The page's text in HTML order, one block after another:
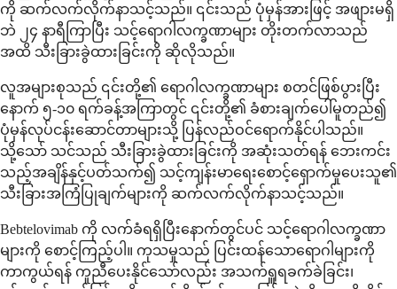
ကို ဆက်လက်လိုက်နာသင့်သည်။ ၎င်းသည် ပုံမှန်အားဖြင့် အဖျားမရှိ
ဘဲ ၂၄ နာရီကြာပြီး သင့်ရောဂါလက္ခဏာများ တိုးတက်လာသည်
အထိ သီးခြားခွဲထားခြင်းကို ဆိုလိုသည်။
လူအများစုသည် ၎င်းတို့၏ ရောဂါလက္ခဏာများ စတင်ဖြစ်ပွားပြီး
နောက် ၅-၁၀ ရက်ခန့်အကြာတွင် ၎င်းတို့၏ ခံစားချက်ပေါ်မူတည်၍
ပုံမှန်လုပ်ငန်းဆောင်တာများသို့ ပြန်လည်ဝင်ရောက်နိုင်ပါသည်။
သို့သော် သင်သည် သီးခြားခွဲထားခြင်းကို အဆုံးသတ်ရန် ဘေးကင်း
သည့်အချိန်နှင့်ပတ်သက်၍ သင့်ကျန်းမာရေးစောင့်ရှောက်မှုပေးသူ၏
သီးခြားအကြံပြုချက်များကို ဆက်လက်လိုက်နာသင့်သည်။
Bebtelovimab ကို လက်ခံရရှိပြီးနောက်တွင်ပင် သင့်ရောဂါလက္ခဏာ
များကို စောင့်ကြည့်ပါ။ ကုသမှုသည် ပြင်းထန်သောရောဂါများကို
ကာကွယ်ရန် ကူညီပေးနိုင်သော်လည်း အသက်ရှူရခက်ခဲခြင်း၊